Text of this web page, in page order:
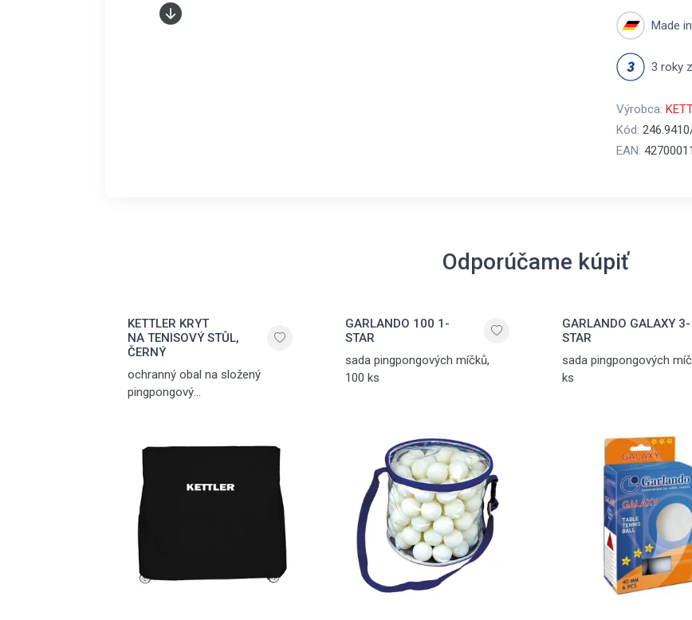
Made
3 roky
Výrobca:
Kód:
EAN:
Odporúčame kúpiť
KETTLER KRYT
NA TENISOVÝ STŮL,
ČERNÝ
ochranný obal na složený
pingpongový
GARLANDO 100 1-
STAR
sada pingpongových míčků,
100 ks
GARLANDO GALAXY 3-
STAR
sada pingpongových
ks